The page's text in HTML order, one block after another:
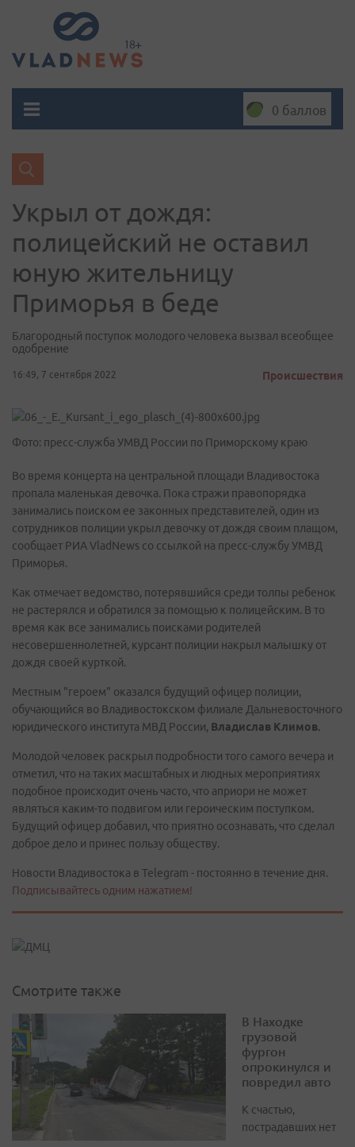
0 баллов
Укрыл от дождя:
полицейский не оставил
юную жительницу
Приморья в беде
Благородный поступок молодого человека вызвал всеобщее
одобрение
16:49, 7 сентября 2022 Происшествия
Фото: пресс-служба УМВД России по Приморскому краю
Во время концерта на центральной площади Владивостока
пропала маленькая девочка. Пока стражи правопорядка
занимались поиском ее законных представителей, один из
сотрудников полиции укрыл девочку от дождя своим плащом,
сообщает РИА VladNews со ссылкой на пресс-службу УМВД
Приморья.
Как отмечает ведомство, потерявшийся среди толпы ребенок
не растерялся и обратился за помощью к полицейским. В то
время как все занимались поисками родителей
несовершеннолетней, курсант полиции накрыл малышку от
дождя своей курткой.
Местным "героем" оказался будущий офицер полиции,
обучающийся во Владивостокском филиале Дальневосточного
юридического института МВД России, Владислав Климов.
Молодой человек раскрыл подробности того самого вечера и
отметил, что на таких масштабных и людных мероприятиях
подобное происходит очень часто, что априори не может
являться каким-то подвигом или героическим поступком.
Будущий офицер добавил, что приятно осознавать, что сделал
доброе дело и принес пользу обществу.
Новости Владивостока в Telegram - постоянно в течение дня.
Подписывайтесь одним нажатием!
Смотрите также
В Находке
грузовой
фургон
опрокинулся и
повредил авто
К счастью,
пострадавших нет